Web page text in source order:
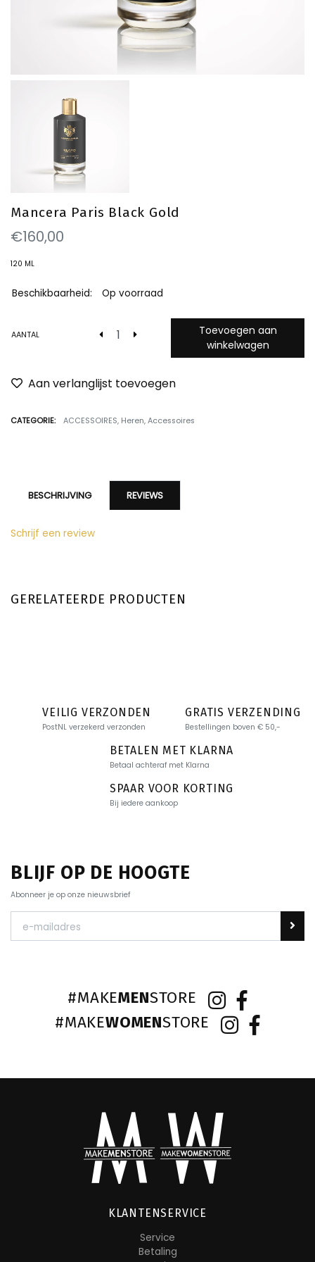
Mancera Paris Black Gold
€160,00
120 ML
Beschikbaarheid: Op voorraad
AANTAL
Toevoegen aan
winkelwagen
Aan verlanglijst toevoegen
CATEGORIE: ACCESSOIRES, Heren, Accessoires
BESCHRIJVING REVIEWS
Schrijf een review
GERELATEERDE PRODUCTEN
VEILIG VERZONDEN
PostNL verzekerd verzonden
GRATIS VERZENDING
Bestellingen boven € 50,-
BETALEN MET KLARNA
Betaal achteraf met Klarna
SPAAR VOOR KORTING
Bij iedere aankoop
BLIJF OP DE HOOGTE
Abonneer je op onze nieuwsbrief
#MAKEMENSTORE
#MAKEWOMENSTORE
KLANTENSERVICE
Service
Betaling